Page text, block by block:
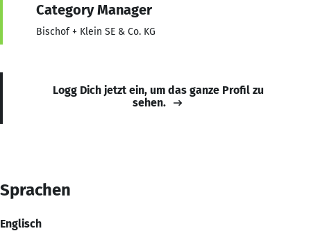
Category Manager
Bischof + Klein SE & Co. KG
Logg Dich jetzt ein, um das ganze Profil zu
sehen.
Sprachen
Englisch